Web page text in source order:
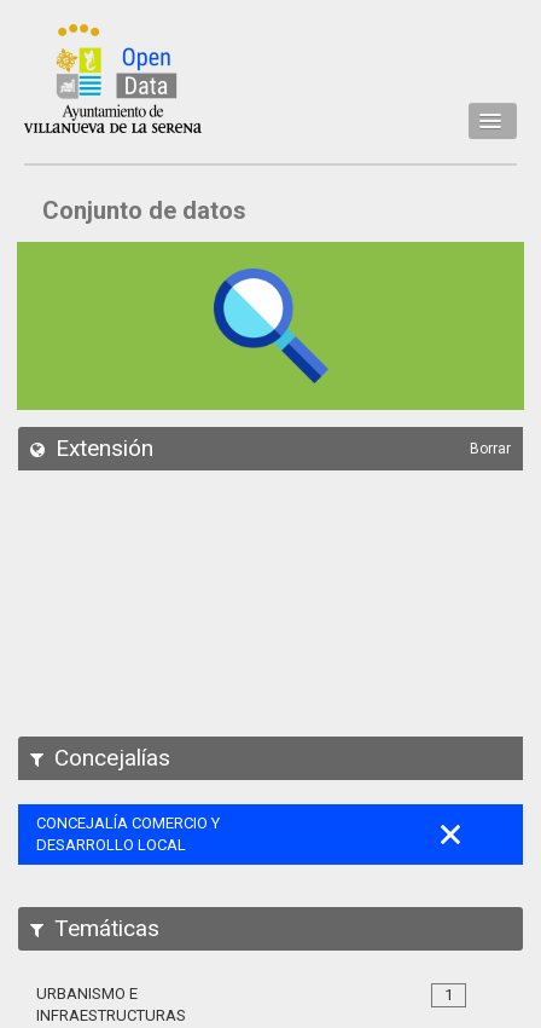
Inicio
Datos
API
Conjunto de datos
Extensión Borrar
Concejalías
CONCEJALÍA COMERCIO Y
DESARROLLO LOCAL
Temáticas
1
URBANISMO E
INFRAESTRUCTURAS